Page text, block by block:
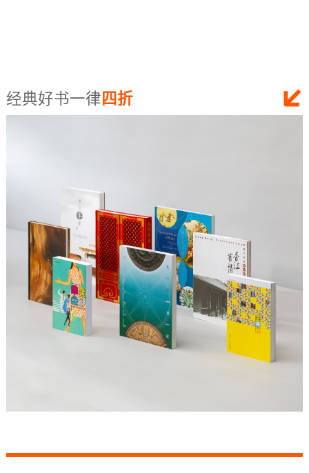
经典好书一律四折